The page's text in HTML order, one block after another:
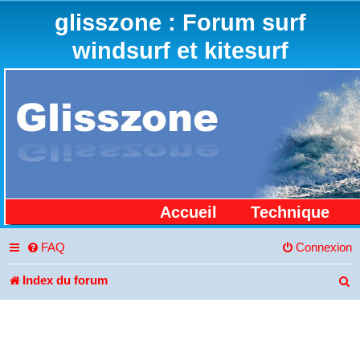
glisszone : Forum surf
windsurf et kitesurf
Accueil Technique
FAQ Connexion
Index du forum